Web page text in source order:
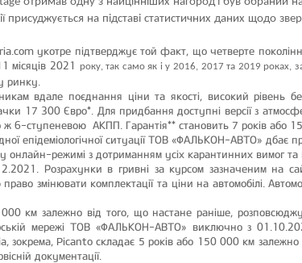
присуджується на підставі статистичних даних щодо
укотре підтверджує той факт, що четверте
місяців 2021
року, так само як і у 2016, 2017 та 2019 роках,
ринку.
вдале поєднання ціни та якості, високий рівень
17 300 Євро*. Для придбання доступні версії з
6-ступеневою АКПП. Гарантія** становить 7 років або
епідеміологічної ситуації ТОВ «ФАЛЬКОН-АВТО» дбає
режимі з дотриманням усіх карантинних вимог та
Розрахунки в гривні за курсом зазначеним на
змінювати комплектації та ціни на автомобілі.
км залежно від того, що настане раніше,
мережі ТОВ «ФАЛЬКОН-АВТО» виключно з
зокрема, Picanto складає 5 років або 150 000 км
документації.